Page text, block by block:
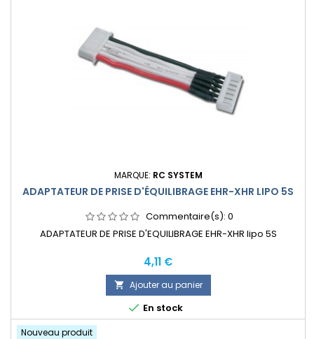
MARQUE: RC SYSTEM
ADAPTATEUR DE PRISE D'ÉQUILIBRAGE EHR-XHR LIPO 5S
Commentaire(s): 0
ADAPTATEUR DE PRISE D'EQUILIBRAGE EHR-XHR lipo 5S
Prix
4,11 €
 Ajouter au panier
 En stock
Nouveau produit